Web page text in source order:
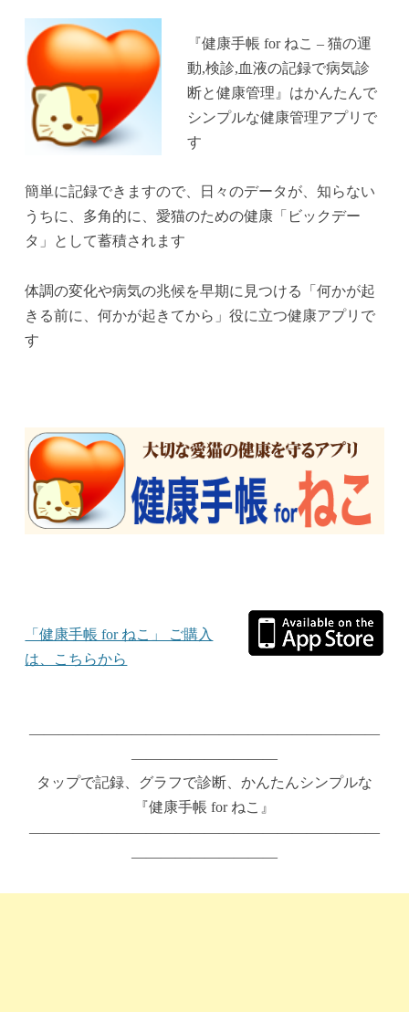
『健康手帳 for ねこ – 猫の運
動,検診,血液の記録で病気診
断と健康管理』はかんたんで
シンプルな健康管理アプリで
す
簡単に記録できますので、日々のデータが、知らない
うちに、多角的に、愛猫のための健康「ビックデー
タ」として蓄積されます
体調の変化や病気の兆候を早期に見つける「何かが起
きる前に、何かが起きてから」役に立つ健康アプリで
す
「健康手帳 for ねこ」 ご購入
は、こちらから
————————————————————————
——————————
タップで記録、グラフで診断、かんたんシンプルな
『健康手帳 for ねこ』
————————————————————————
——————————